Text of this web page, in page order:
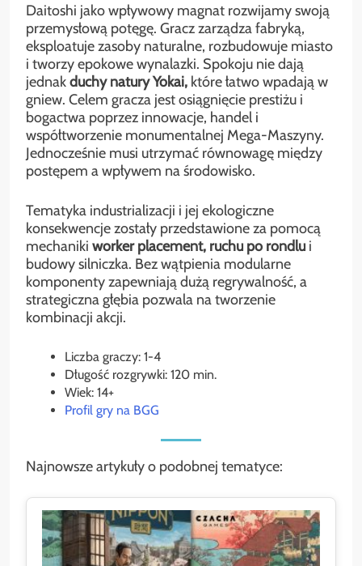
Daitoshi jako wpływowy magnat rozwijamy swoją
przemysłową potęgę. Gracz zarządza fabryką,
eksploatuje zasoby naturalne, rozbudowuje miasto
i tworzy epokowe wynalazki. Spokoju nie dają
jednakduchy natury Yokai, które łatwo wpadają w
gniew. Celem gracza jest osiągnięcie prestiżu i
bogactwa poprzez innowacje, handel i
współtworzenie monumentalnej Mega-Maszyny.
Jednocześnie musi utrzymać równowagę między
postępem a wpływem na środowisko.
Tematyka industrializacji i jej ekologiczne
konsekwencje zostały przedstawione za pomocą
mechaniki worker placement, ruchu po rondlu i
budowy silniczka. Bez wątpienia modularne
komponenty zapewniają dużą regrywalność, a
strategiczna głębia pozwala na tworzenie
kombinacji akcji.
Liczba graczy: 1-4
Długość rozgrywki: 120 min.
Wiek: 14+
Profil gry na BGG
Najnowsze artykuły o podobnej tematyce: